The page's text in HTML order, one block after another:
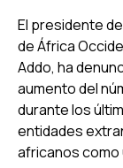
El presidente
de África
Addo, ha
aumento del
durante los
entidades
africanos como